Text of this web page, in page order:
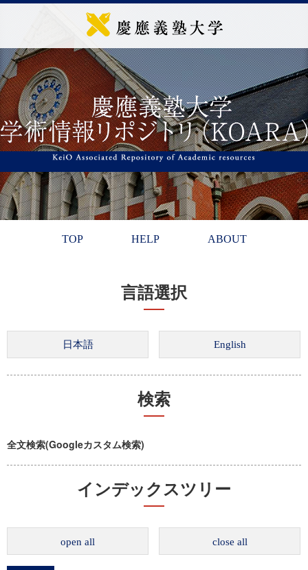
TOP HELP ABOUT
言語選択
検索
全文検索(Googleカスタム検索)
インデックスツリー
open all close all